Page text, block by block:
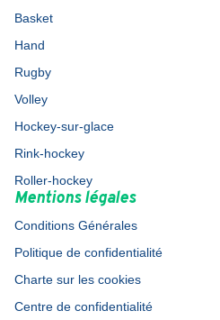
Basket
Hand
Rugby
Volley
Hockey-sur-glace
Rink-hockey
Roller-hockey
Mentions légales
Conditions Générales
Politique de confidentialité
Charte sur les cookies
Centre de confidentialité